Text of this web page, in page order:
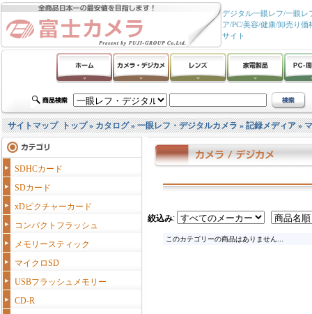
デジタル一眼レフ/一眼レ
ア/PC/美容/健康/卸売り
サイト
サイトマップ トップ»カタログ»一眼レフ・デジタルカメラ»記録メディア»
SDHCカード
SDカード
xDピクチャーカード
コンパクトフラッシュ
メモリースティック
マイクロSD
USBフラッシュメモリー
CD-R
絞込み:
このカテゴリーの商品はありません...